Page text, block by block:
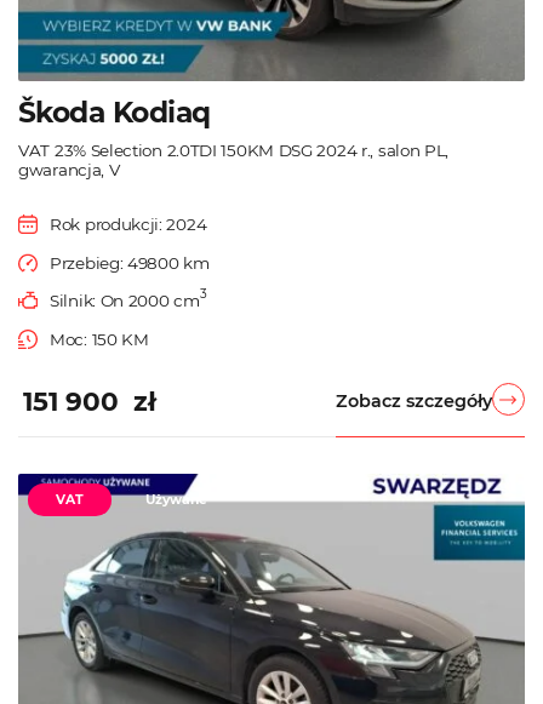
Škoda Kodiaq
VAT 23% Selection 2.0TDI 150KM DSG 2024 r., salon PL,
gwarancja, V
Rok produkcji: 2024
Przebieg: 49800 km
Silnik: On 2000 cm3
Moc: 150 KM
151 900 zł Zobacz szczegóły
VAT Używane